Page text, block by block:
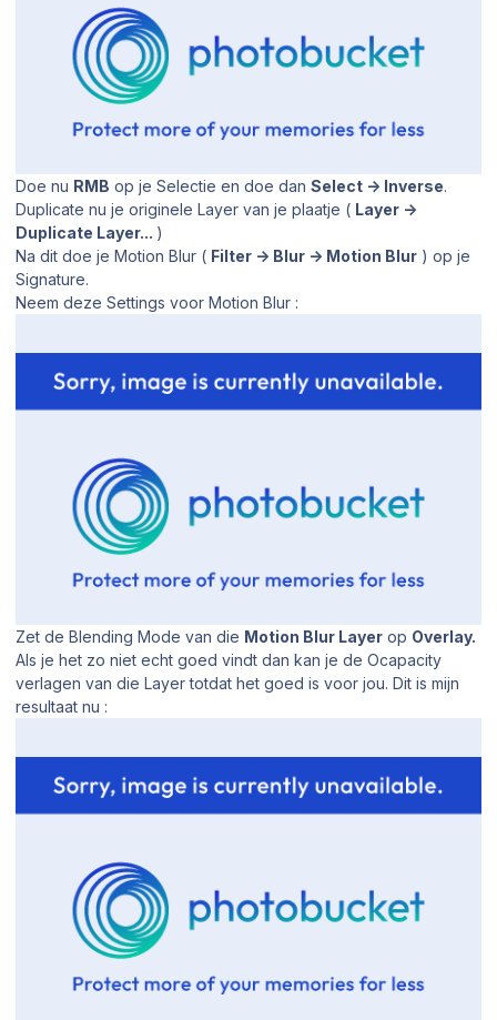
Doe nu RMB op je Selectie en doe dan Select -> Inverse.
Duplicate nu je originele Layer van je plaatje ( Layer ->
Duplicate Layer... )
Na dit doe je Motion Blur ( Filter -> Blur -> Motion Blur ) op je
Signature.
Neem deze Settings voor Motion Blur :
Zet de Blending Mode van die Motion Blur Layer op Overlay.
Als je het zo niet echt goed vindt dan kan je de Ocapacity
verlagen van die Layer totdat het goed is voor jou. Dit is mijn
resultaat nu :